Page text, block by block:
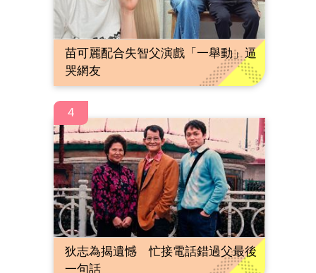
苗可麗配合失智父演戲「一舉動」逼
哭網友
4
狄志為揭遺憾 忙接電話錯過父最後
一句話